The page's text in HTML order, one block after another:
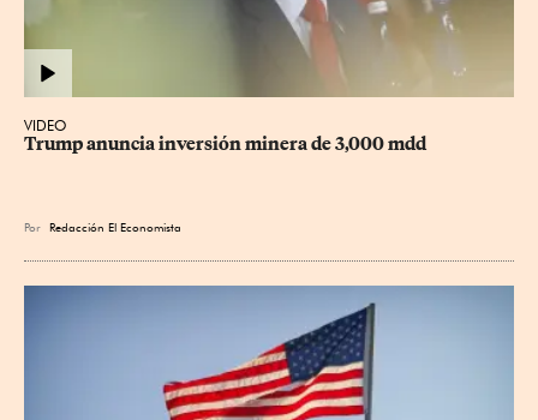
VIDEO
Trump anuncia inversión minera de 3,000 mdd
Por Redacción El Economista